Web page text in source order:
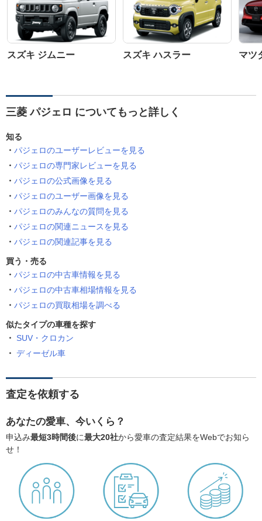
スズキ ジムニー スズキ ハスラー マツ
三菱 パジェロ についてもっと詳しく
知る
パジェロのユーザーレビューを見る
パジェロの専門家レビューを見る
パジェロの公式画像を見る
パジェロのユーザー画像を見る
パジェロのみんなの質問を見る
パジェロの関連ニュースを見る
パジェロの関連記事を見る
買う・売る
パジェロの中古車情報を見る
パジェロの中古車相場情報を見る
パジェロの買取相場を調べる
似たタイプの車種を探す
SUV・クロカン
ディーゼル車
査定を依頼する
あなたの愛車、今いくら？
申込み最短3時間後に最大20社から愛車の査定結果をWebでお知ら
せ！